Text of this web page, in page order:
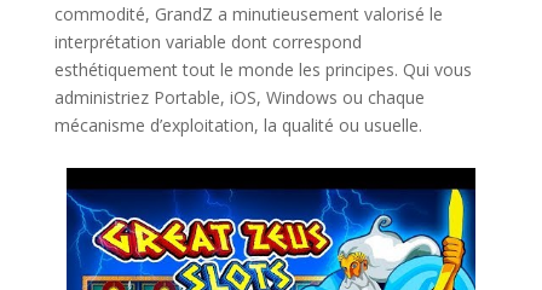
commodité, GrandZ a minutieusement valorisé le
interprétation variable dont correspond
esthétiquement tout le monde les principes. Qui vous
administriez Portable, iOS, Windows ou chaque
mécanisme d’exploitation, la qualité ou usuelle.